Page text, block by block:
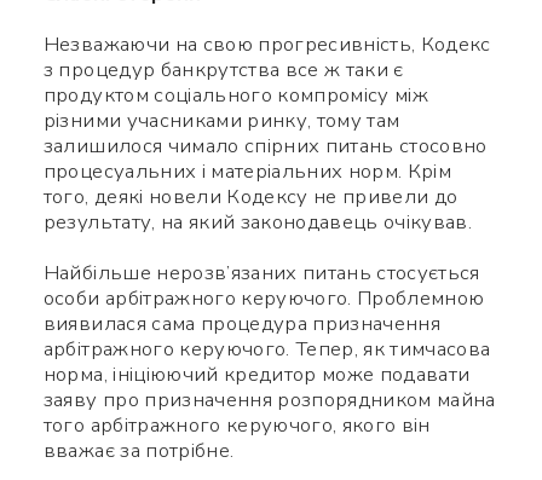
Незважаючи на свою прогресивність, Кодекс
з процедур банкрутства все ж таки є
продуктом соціального компромісу між
різними учасниками ринку, тому там
залишилося чимало спірних питань стосовно
процесуальних і матеріальних норм. Крім
того, деякі новели Кодексу не привели до
результату, на який законодавець очікував.
Найбільше нерозв’язаних питань стосується
особи арбітражного керуючого. Проблемною
виявилася сама процедура призначення
арбітражного керуючого. Тепер, як тимчасова
норма, ініціюючий кредитор може подавати
заяву про призначення розпорядником майна
того арбітражного керуючого, якого він
вважає за потрібне.